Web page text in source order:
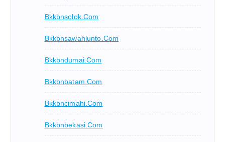
Bkkbnsolok.com
Bkkbnsawahlunto.com
Bkkbndumai.com
Bkkbnbatam.com
Bkkbncimahi.com
Bkkbnbekasi.com